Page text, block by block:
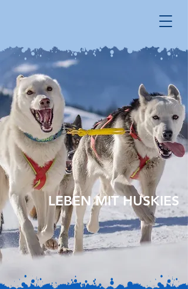
LEBEN MIT HUSKIES